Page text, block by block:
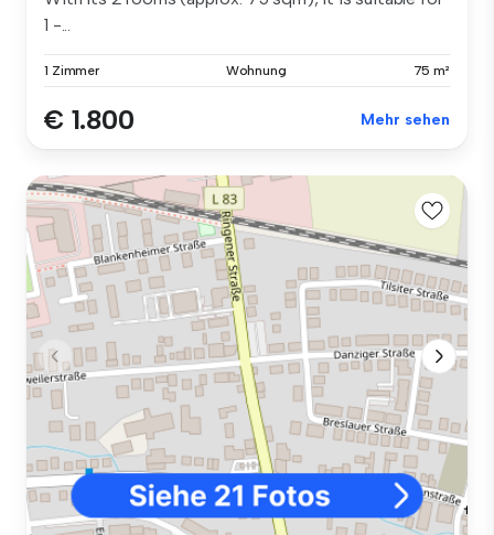
1 -...
1 Zimmer Wohnung 75 m²
€ 1.800 Mehr sehen